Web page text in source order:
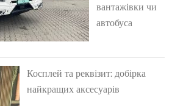
вантажівки чи
автобуса
Косплей та реквізит: добірка
найкращих аксесуарів